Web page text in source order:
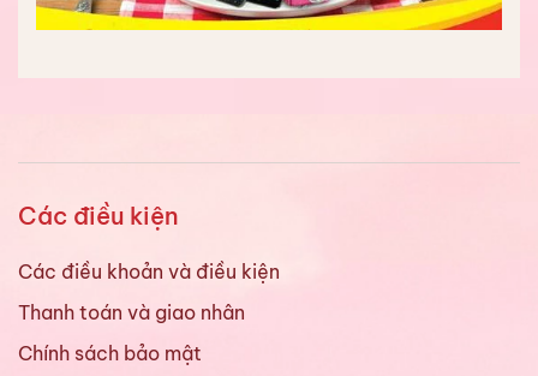
Các điều kiện
Các điều khoản và điều kiện
Thanh toán và giao nhân
Chính sách bảo mật